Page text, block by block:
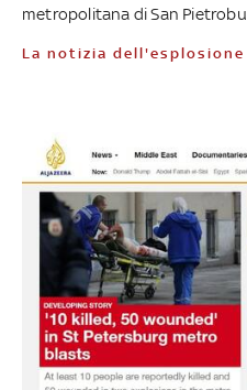
metropolitana di San
La notizia